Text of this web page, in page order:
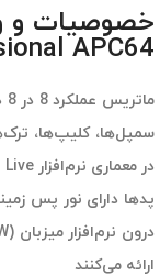
خصوصیات و
APC64
سمپل‌ها، کلیپ‌ها،
در معماری نرم‌افزار Abelton Live بهینه شده است
ارائه می‌کنند